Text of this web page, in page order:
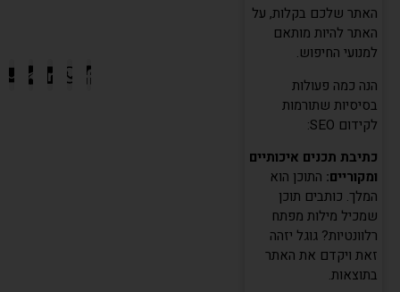
האתר שלכם בקלות, על
האתר להיות מותאם
למנועי החיפוש.
הנה כמה פעולות
בסיסיות שתורמות
לקידום SEO:
כתיבת תכנים איכותיים
ומקוריים: התוכן הוא
המלך. כותבים תוכן
שמכיל מילות מפתח
רלוונטיות? גוגל יזהה
זאת ויקדם את האתר
בתוצאות.